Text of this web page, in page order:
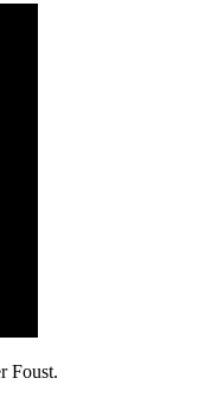
Foust.